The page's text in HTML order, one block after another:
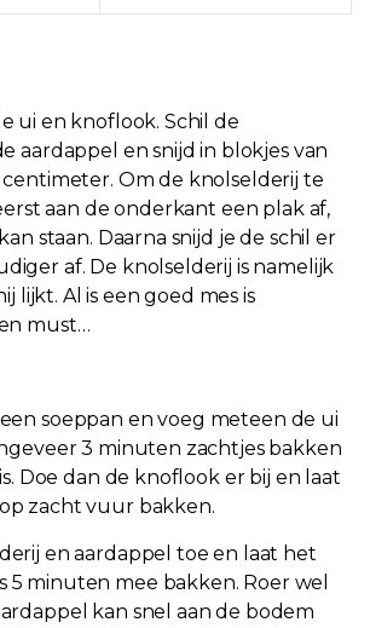
ui en knoflook. Schil de
aardappel en snijd in blokjes van
Om de knolselderij te
aan de onderkant een plak af,
staan. Daarna snijd je de schil er
af. De knolselderij is namelijk
lijkt. Al is een goed mes is
must…
soeppan en voeg meteen de ui
3 minuten zachtjes bakken
Doe dan de knoflook er bij en laat
zacht vuur bakken.
en aardappel toe en laat het
5 minuten mee bakken. Roer wel
kan snel aan de bodem